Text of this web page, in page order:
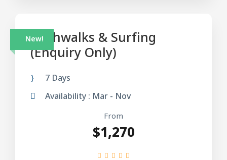
New!
Bushwalks & Surfing
(Enquiry Only)
7 Days
Availability : Mar - Nov
From
$1,270